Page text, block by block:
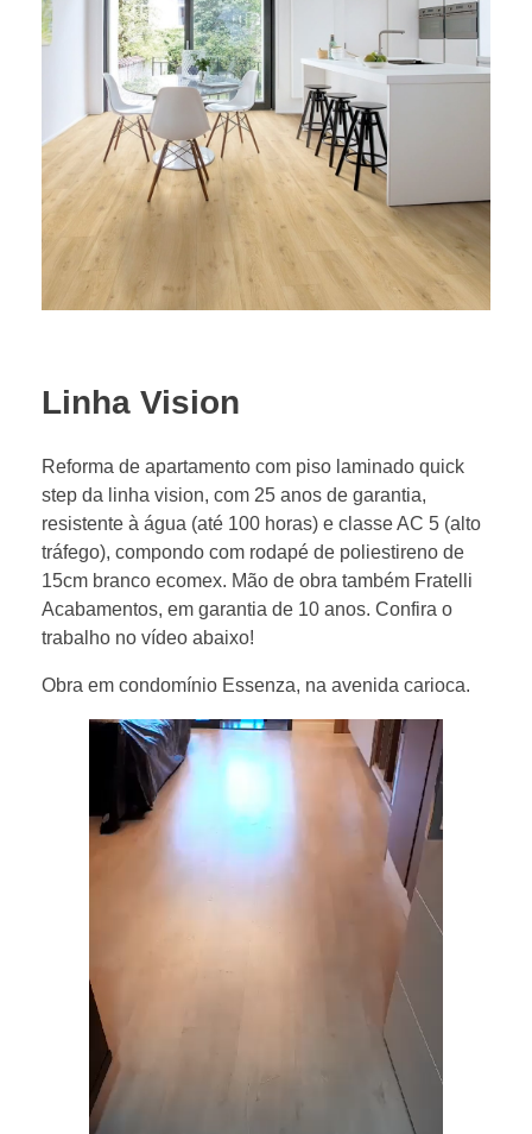
Linha Vision
Reforma de apartamento com piso laminado quick
step da linha vision, com 25 anos de garantia,
resistente à água (até 100 horas) e classe AC 5 (alto
tráfego), compondo com rodapé de poliestireno de
15cm branco ecomex. Mão de obra também Fratelli
Acabamentos, em garantia de 10 anos. Confira o
trabalho no vídeo abaixo!
Obra em condomínio Essenza, na avenida carioca.